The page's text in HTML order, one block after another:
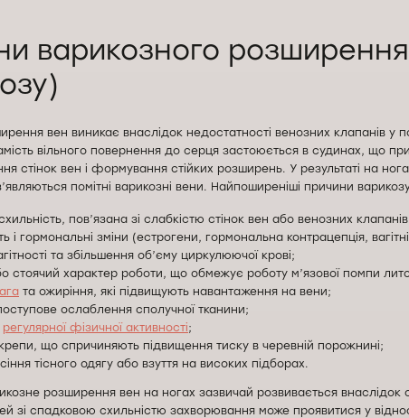
варикозного
вен виникає внаслідок недостатності венозних клапанів у
вільного повернення до серця застоюється в судинах, що
стінок вен і формування стійких розширень. У результаті на
помітні варикозні вени. Найпоширеніші причини
пов’язана зі слабкістю стінок вен або венозних
і гормональні зміни (естрогени, гормональна контрацепція,
та збільшення об’єму циркулюючої крові;
стоячий характер роботи, що обмежує роботу м’язової помпи
та ожиріння, які підвищують навантаження на вени;
поступове ослаблення сполучної тканини;
регулярної фізичної активності;
що спричиняють підвищення тиску в черевній порожнині;
тісного одягу або взуття на високих підборах.
розширення вен на ногах зазвичай розвивається внаслідок
зі спадковою схильністю захворювання може проявитися у